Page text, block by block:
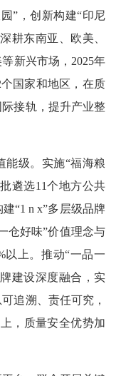
”，创新构建“印尼
耕东南亚、欧美、
新兴市场，2025年
国家和地区，在质
接轨，提升产业整
能级。实施“福海粮
遴选11个地方公共
“1 n x”多层级品牌
仓好味”价值理念与
以上。推动“一品一
建设深度融合，实
追溯、责任可究，
，质量安全优势加